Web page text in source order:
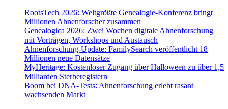
RootsTech 2026: Weltgrößte Genealogie-Konferenz bringt
Millionen Ahnenforscher zusammen
Genealogica 2026: Zwei Wochen digitale Ahnenforschung
mit Vorträgen, Workshops und Austausch
Ahnenforschung-Update: FamilySearch veröffentlicht 18
Millionen neue Datensätze
MyHeritage: Kostenloser Zugang über Halloween zu über 1,5
Milliarden Sterberegistern
Boom bei DNA-Tests: Ahnenforschung erlebt rasant
wachsenden Markt